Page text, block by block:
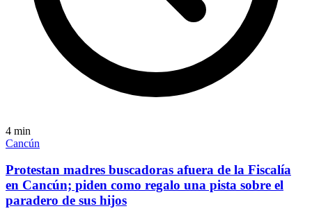
4 min
Cancún
Protestan madres buscadoras afuera de la Fiscalía
en Cancún; piden como regalo una pista sobre el
paradero de sus hijos